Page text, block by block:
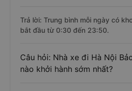
Trả lời: Trung bình mỗi ngày có
bắt đầu từ 0:30 đến 23:50.
Câu hỏi: Nhà xe đi Hà Nội
nào khởi hành sớm nhất?